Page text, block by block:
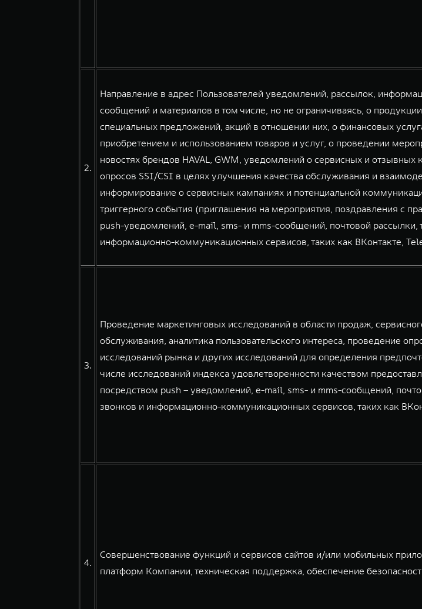
2.
Направление в адрес Пользователей уведомлений, рассылок,
сообщений и материалов в том числе, но не ограничиваясь, о
специальных предложений, акций в отношении них, о финансовых
приобретением и использованием товаров и услуг, о проведении
новостях брендов HAVAL, GWM, уведомлений о сервисных и отзывных
опросов SSI/CSI в целях улучшения качества обслуживания и
информирование о сервисных кампаниях и потенциальной
триггерного события (приглашения на мероприятия, поздравления с
push-уведомлений, e-mail, sms- и mms-сообщений, почтовой рассылки,
информационно-коммуникационных сервисов, таких как ВКонтакте,
3.
Проведение маркетинговых исследований в области продаж,
обслуживания, аналитика пользовательского интереса, проведение
исследований рынка и других исследований для определения
числе исследований индекса удовлетворенности качеством
посредством push – уведомлений, e-mail, sms- и mms-сообщений,
звонков и информационно-коммуникационных сервисов, таких как
4.
Совершенствование функций и сервисов сайтов и/или мобильных
платформ Компании, техническая поддержка, обеспечение